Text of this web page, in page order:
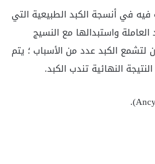
فيه في أنسجة الكبد الطبيعية التي
واستبدالها مع النسيج
لتشمع الكبد عدد من الأسباب ؛ يتم
النهائية تندب الكبد.